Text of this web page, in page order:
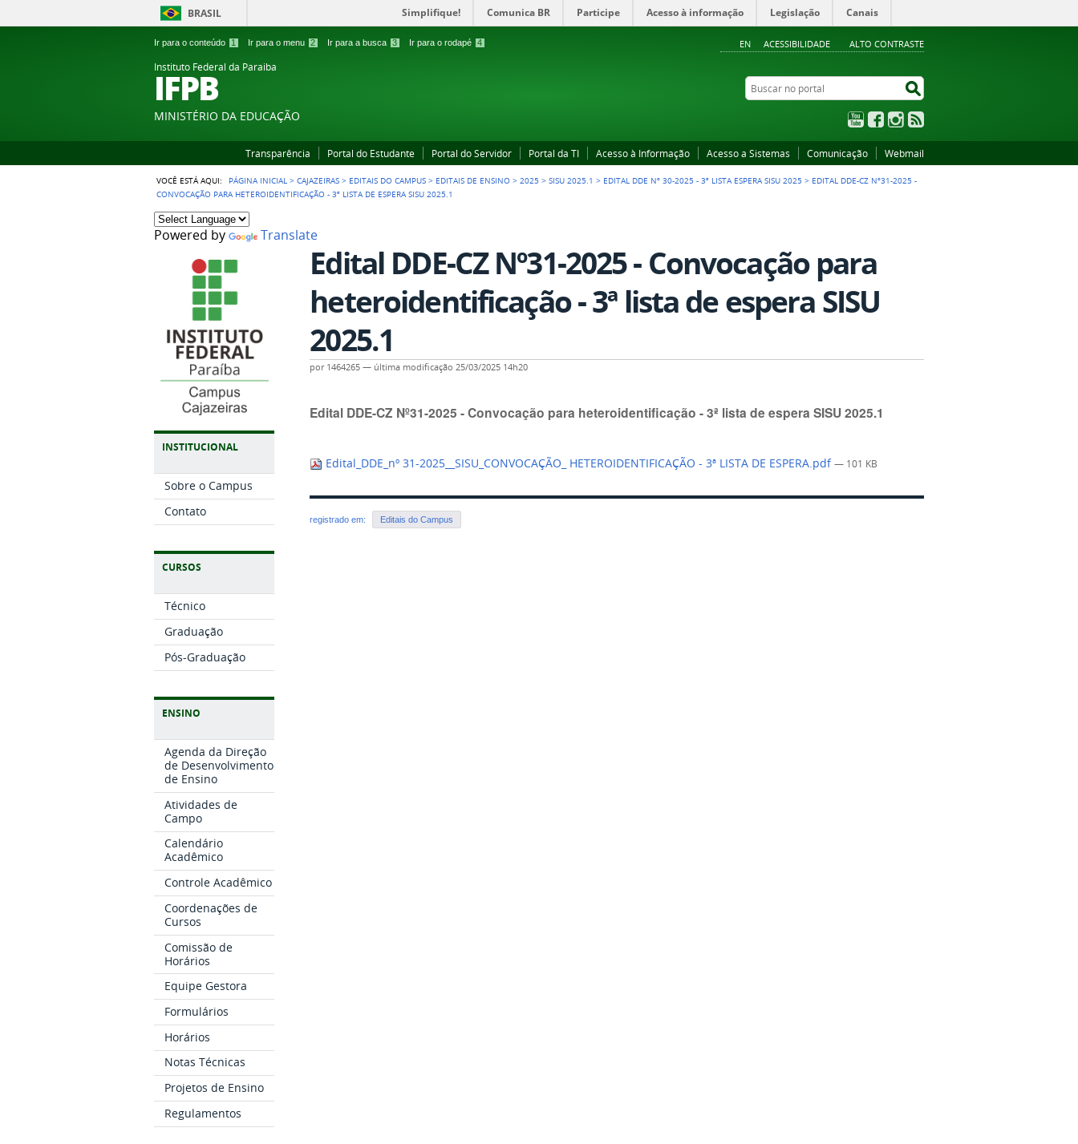
BRASIL Simplifique! Comunica BR Participe Acesso à informação Legislação Canais
Ir para o conteúdo 1 Ir para o menu 2 Ir para a busca 3 Ir para o rodapé 4 EN ACESSIBILIDADE ALTO CONTRASTE
Instituto Federal da Paraiba
IFPB
MINISTÉRIO DA EDUCAÇÃO
Buscar no portal
YouTubeFacebookInstagram
Transparência Portal do Estudante Portal do Servidor Portal da TI Acesso à Informação Acesso a Sistemas Comunicação Webmail
VOCÊ ESTÁ AQUI: PÁGINA INICIAL >CAJAZEIRAS > EDITAIS DO CAMPUS > EDITAIS DE ENSINO >2025 >SISU 2025.1 > EDITAL DDE Nº 30-2025 - 3ª LISTA ESPERA SISU 2025 > EDITAL DDE-CZ Nº31-2025 -
CONVOCAÇÃO PARA HETEROIDENTIFICAÇÃO - 3ª LISTA DE ESPERA SISU 2025.1
Powered by Translate
INSTITUCIONAL
Sobre o Campus
Contato
CURSOS
Técnico
Graduação
Pós-Graduação
ENSINO
Agenda da Direção
de Desenvolvimento
de Ensino
Atividades de
Campo
Calendário
Acadêmico
Controle Acadêmico
Coordenações de
Cursos
Comissão de
Horários
Equipe Gestora
Formulários
Horários
Notas Técnicas
Projetos de Ensino
Regulamentos
Edital DDE-CZ Nº31-2025 - Convocação para
heteroidentificação - 3ª lista de espera SISU
2025.1
por 1464265 — última modificação 25/03/2025 14h20
Edital DDE-CZ Nº31-2025 - Convocação para heteroidentificação - 3ª lista de espera SISU 2025.1
Edital_DDE_nº 31-2025__SISU_CONVOCAÇÃO_ HETEROIDENTIFICAÇÃO - 3ª LISTA DE ESPERA.pdf— 101 KB
registrado em: Editais do Campus